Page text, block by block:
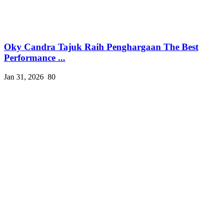
Oky Candra Tajuk Raih Penghargaan The Best
Performance ...
Jan 31, 2026 80